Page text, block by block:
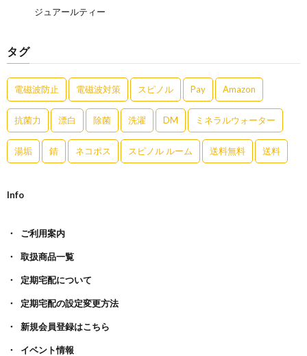
ジュアールティー
タグ
電磁波防止 電磁波対策 スピノル Pay Amazon
抗菌力 漂白 除菌 洗濯 DM ミネラルウォーター
湯垢 錆 ネコポス スピノル ルーム 送料無料 送料
Info
ご利用案内
取扱商品一覧
定期宅配について
定期宅配の設定変更方法
新規会員登録はこちら
イベント情報